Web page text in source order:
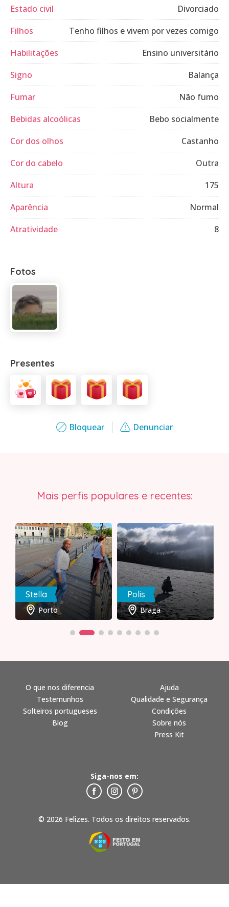
Bloquear Denunciar
Estado civil
Divorciado
Filhos
Tenho filhos e vivem por vezes comigo
Habilitações
Ensino universitário
Signo
Balança
Fumar
Não fumo
Bebidas alcoólicas
Bebo socialmente
Cor dos olhos
Castanho
Cor do cabelo
Outra
Altura
175
Aparência
Normal
Atratividade
8
Fotos
Presentes
Mais perfis populares e recentes:
Stella
Porto
Polis
Braga
© 2026 Felizes. Todos os direitos reservados.
O que nos diferencia
Testemunhos
Solteiros portugueses
Blog
Ajuda
Qualidade e Segurança
Condições
Sobre nós
Press Kit
Siga-nos em: